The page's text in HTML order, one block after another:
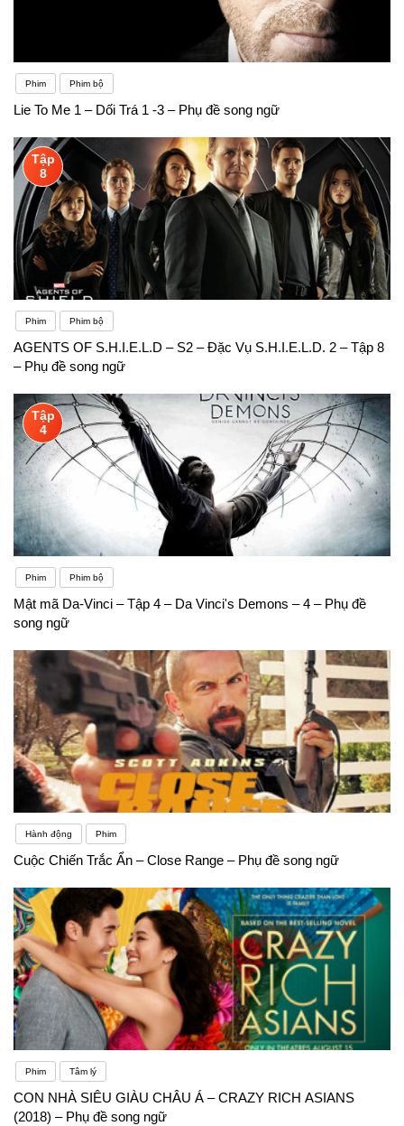
Phim Phim bộ
Lie To Me 1 – Dối Trá 1 -3 – Phụ đề song ngữ
Tập
8
Phim Phim bộ
AGENTS OF S.H.I.E.L.D – S2 – Đặc Vụ S.H.I.E.L.D. 2 – Tập 8
– Phụ đề song ngữ
Tập
4
Phim Phim bộ
Mật mã Da-Vinci – Tập 4 – Da Vinci's Demons – 4 – Phụ đề
song ngữ
Hành động Phim
Cuộc Chiến Trắc Ẩn – Close Range – Phụ đề song ngữ
Phim Tâm lý
CON NHÀ SIÊU GIÀU CHÂU Á – CRAZY RICH ASIANS
(2018) – Phụ đề song ngữ